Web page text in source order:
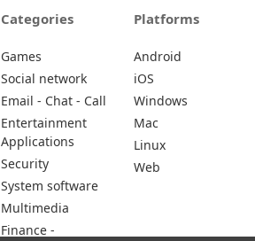
Categories
Games
Social network
Email - Chat - Call
Entertainment
Applications
Security
System software
Multimedia
Finance -
Platforms
Android
iOS
Windows
Mac
Linux
Web